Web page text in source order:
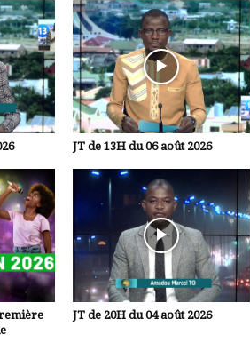
JT de 13H du 06 août 2026
JT de 20H du 04 août 2026